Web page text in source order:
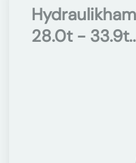
28.0t -